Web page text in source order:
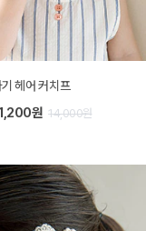
헤어 커치프
원 14,000원